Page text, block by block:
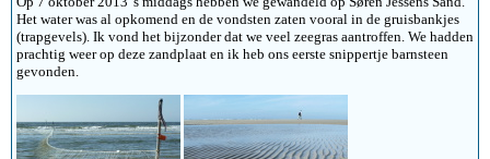
Het water was al opkomend en de vondsten zaten vooral in de gruisbankjes
(trapgevels). Ik vond het bijzonder dat we veel zeegras aantroffen. We hadden
prachtig weer op deze zandplaat en ik heb ons eerste snippertje barnsteen
gevonden.